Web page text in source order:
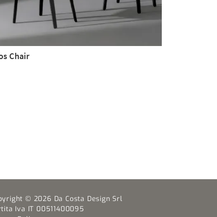
Chair
© 2026 Da Costa Design Srl
Iva IT 00511400095